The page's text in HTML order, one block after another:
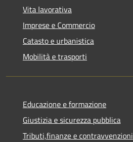
Vita lavorativa
Imprese e Commercio
Catasto e urbanistica
Mobilità e trasporti
Educazione e formazione
Giustizia e sicurezza pubblica
Tributi,finanze e contravvenzioni